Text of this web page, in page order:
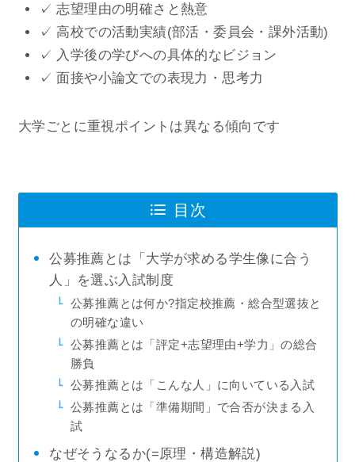
✓ 志望理由の明確さと熱意
✓ 高校での活動実績(部活・委員会・課外活動)
✓ 入学後の学びへの具体的なビジョン
✓ 面接や小論文での表現力・思考力
大学ごとに重視ポイントは異なる傾向です
目次
公募推薦とは「大学が求める学生像に合う
人」を選ぶ入試制度
公募推薦とは何か?指定校推薦・総合型選抜と
の明確な違い
公募推薦とは「評定+志望理由+学力」の総合
勝負
公募推薦とは「こんな人」に向いている入試
公募推薦とは「準備期間」で合否が決まる入
試
なぜそうなるか(=原理・構造解説)